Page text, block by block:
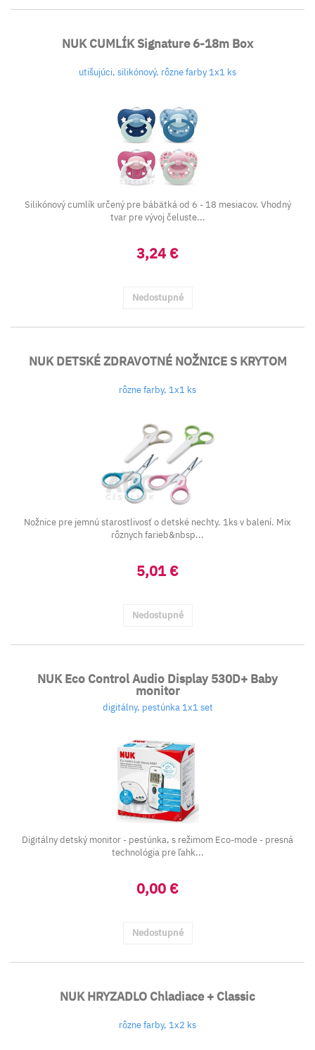
NUK CUMLÍK Signature 6-18m Box
utišujúci, silikónový, rôzne farby 1x1 ks
Silikónový cumlík určený pre bábätká od 6 - 18 mesiacov. Vhodný
tvar pre vývoj čeluste...
3,24 €
Nedostupné
NUK DETSKÉ ZDRAVOTNÉ NOŽNICE S KRYTOM
rôzne farby, 1x1 ks
Nožnice pre jemnú starostlivosť o detské nechty. 1ks v balení. Mix
rôznych farieb&nbsp...
5,01 €
Nedostupné
NUK Eco Control Audio Display 530D+ Baby
monitor
digitálny, pestúnka 1x1 set
Digitálny detský monitor - pestúnka, s režimom Eco-mode - presná
technológia pre ľahk...
0,00 €
Nedostupné
NUK HRYZADLO Chladiace + Classic
rôzne farby, 1x2 ks